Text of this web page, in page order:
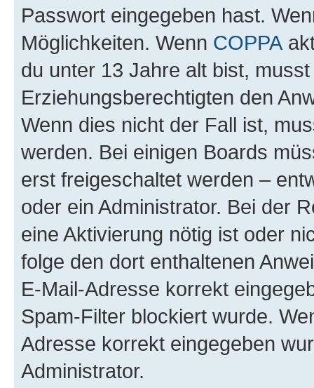
Passwort eingegeben hast.
Möglichkeiten. Wenn COPPA
du unter 13 Jahre alt bist,
Erziehungsberechtigten den
Wenn dies nicht der Fall ist,
werden. Bei einigen Boards
erst freigeschaltet werden –
oder ein Administrator. Bei der
eine Aktivierung nötig ist oder
folge den dort enthaltenen
E-Mail-Adresse korrekt
Spam-Filter blockiert wurde.
Adresse korrekt eingegeben
Administrator.